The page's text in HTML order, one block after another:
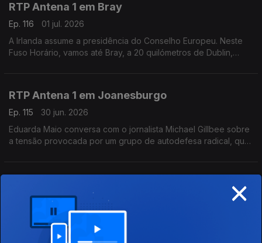
RTP Antena 1 em Bray
Ep. 116
01 jul. 2026
A Irlanda assume a presidência do Conselho Europeu. Neste
Fuso Horário, vamos até Bray, a 20 quilómetros de Dublin,
RTP Antena 1 em Joanesburgo
Ep. 115
30 jun. 2026
Eduarda Maio conversa com o jornalista Michael Gillbee sobre
a tensão provocada por um grupo de autodefesa radical, que
Ep. 114
29 jun. 2026
No arranque da semana, começamos o Fuso Horário na
Alemanha: convidamos Carlos Alceu, economista residente em
Estugarda, numa altura em que o país sofre as consequências
×